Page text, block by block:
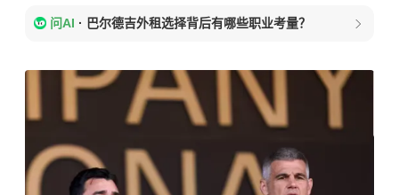
问AI · 巴尔德吉外租选择背后有哪些职业考量？